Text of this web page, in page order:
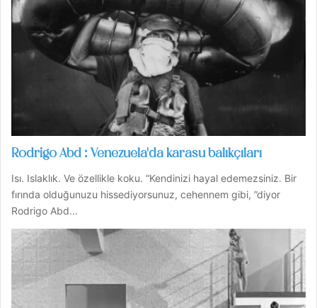
Rodrigo Abd : Venezuela'da karasu balıkçıları
Isı. Islaklık. Ve özellikle koku. “Kendinizi hayal edemezsiniz. Bir
fırında olduğunuzu hissediyorsunuz, cehennem gibi, ”diyor
Rodrigo Abd...